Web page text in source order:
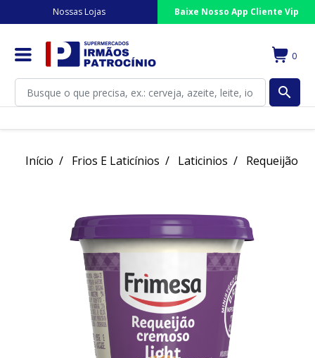
Nossas Lojas Baixe Nosso App Cliente Vip
0
search
Início Frios E Laticínios Laticinios Requeijão